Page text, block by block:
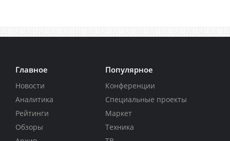
Главное
Новости
Аналитика
Рейтинги
Обзоры
Популярное
Конференции
Специальные проекты
Маркет
Техника